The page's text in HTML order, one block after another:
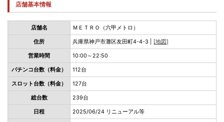
店舗基本情報
店舗名 ＭＥＴＲＯ（六甲メトロ）
住所 兵庫県神戸市灘区友田町4-4-3 | [地図]
営業時間 10:00～22:50
パチンコ台数（料金） 112台
スロット台数（料金） 127台
総台数 239台
日程 2025/06/24 リニューアル等